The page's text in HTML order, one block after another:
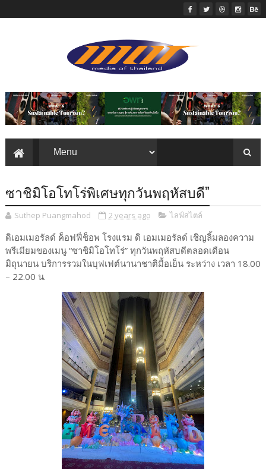
ซาชิมิโอโทโร่พิเศษทุกวันพฤหัสบดี”
Suthep Puangmahod 2 years ago ไลฟ์สไตล์
ดิเอมเมอรัลด์ ค็อฟฟี่ช็อพ โรงแรม ดิ เอมเมอรัลด์ เชิญลิ้มลองความ
พรีเมียมของเมนู “ซาชิมิโอโทโร่” ทุกวันพฤหัสบดีตลอดเดือน
มิถุนายน บริการรวมในบุฟเฟต์นานาชาติมื้อเย็น ระหว่าง เวลา 18.00
– 22.00 น.